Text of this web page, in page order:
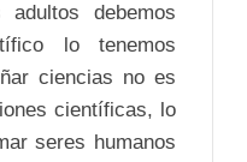
debemos
lo tenemos
ciencias no es
científicas, lo
seres humanos